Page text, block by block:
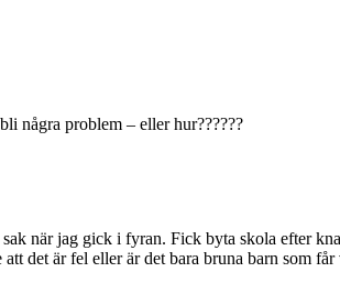
några problem – eller hur??????
när jag gick i fyran. Fick byta skola efter
det är fel eller är det bara bruna barn som